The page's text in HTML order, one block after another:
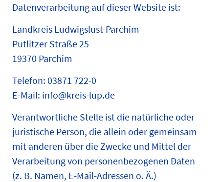
Datenverarbeitung auf dieser Website ist:
Landkreis Ludwigslust-Parchim
Putlitzer Straße 25
19370 Parchim
Telefon: 03871 722-0
E-Mail: info@kreis-lup.de
Verantwortliche Stelle ist die natürliche oder
juristische Person, die allein oder gemeinsam
mit anderen über die Zwecke und Mittel der
Verarbeitung von personenbezogenen Daten
(z. B. Namen, E-Mail-Adressen o. Ä.)